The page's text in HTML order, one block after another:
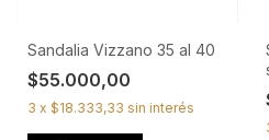
Sandalia Vizzano 35 al 40
$55.000,00
3 x $18.333,33 sin interés